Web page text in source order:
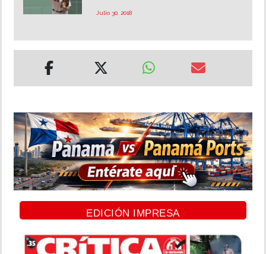
Julio 30, 2018
EDICIÓN IMPRESA